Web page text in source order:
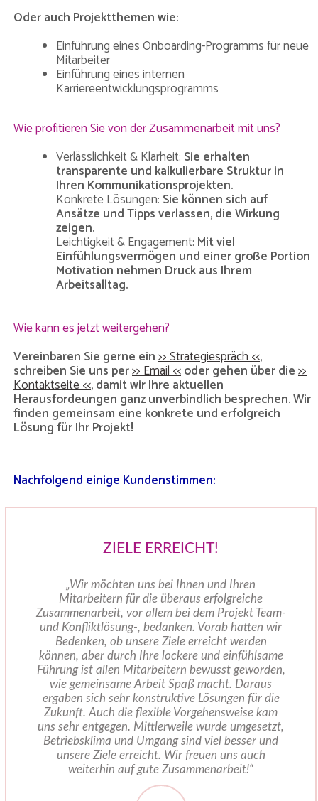
Oder auch Projektthemen wie:
Einführung eines Onboarding-Programms für neue
Mitarbeiter
Einführung eines internen
Karriereentwicklungsprogramms
Wie profitieren Sie von der Zusammenarbeit mit uns?
Verlässlichkeit & Klarheit: Sie erhalten
transparente und kalkulierbare Struktur in
Ihren Kommunikationsprojekten.
Konkrete Lösungen: Sie können sich auf
Ansätze und Tipps verlassen, die Wirkung
zeigen.
Leichtigkeit & Engagement: Mit viel
Einfühlungsvermögen und einer große Portion
Motivation nehmen Druck aus Ihrem
Arbeitsalltag.
Wie kann es jetzt weitergehen?
Vereinbaren Sie gerne ein>> Strategiespräch <<,
schreiben Sie uns per>> Email <<oder gehen über die>>
Kontaktseite <<, damit wir Ihre aktuellen
Herausfordeungen ganz unverbindlich besprechen. Wir
finden gemeinsam eine konkrete und erfolgreich
Lösung für Ihr Projekt!
Nachfolgend einige Kundenstimmen:
ZIELE ERREICHT!
„Wir möchten uns bei Ihnen und Ihren
Mitarbeitern für die überaus erfolgreiche
Zusammenarbeit, vor allem bei dem Projekt Team-
und Konfliktlösung-, bedanken. Vorab hatten wir
Bedenken, ob unsere Ziele erreicht werden
können, aber durch Ihre lockere und einfühlsame
Führung ist allen Mitarbeitern bewusst geworden,
wie gemeinsame Arbeit Spaß macht. Daraus
ergaben sich sehr konstruktive Lösungen für die
Zukunft. Auch die flexible Vorgehensweise kam
uns sehr entgegen. Mittlerweile wurde umgesetzt,
Betriebsklima und Umgang sind viel besser und
unsere Ziele erreicht. Wir freuen uns auch
weiterhin auf gute Zusammenarbeit!“